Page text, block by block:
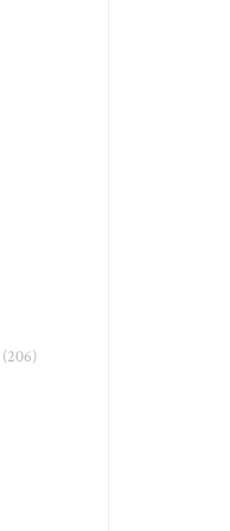
(206)